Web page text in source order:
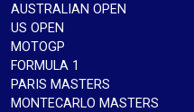
AUSTRALIAN OPEN
US OPEN
MOTOGP
FORMULA 1
PARIS MASTERS
MONTECARLO MASTERS